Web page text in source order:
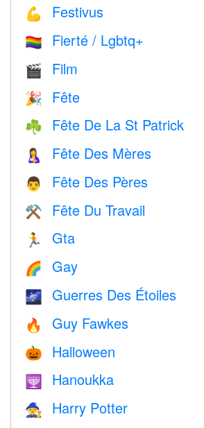
💪 Festivus
🏳️‍🌈 Fierté / Lgbtq+
🎬 Film
🎉 Fête
☘️ Fête De La St Patrick
🤱 Fête Des Mères
👨 Fête Des Pères
⚒️ Fête Du Travail
🏃 Gta
🌈 Gay
🌌 Guerres Des Étoiles
🔥 Guy Fawkes
🎃 Halloween
🕎 Hanoukka
🧙
Harry Potter